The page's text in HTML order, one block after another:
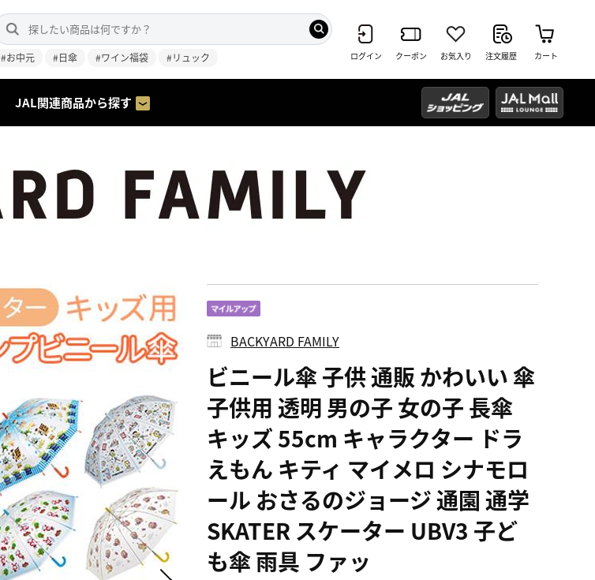
#お中元 #日傘 #ワイン福袋 #リュック ログイン クーポン お気入り 注文履歴 カート
JAL関連商品から探す
BACKYARD FAMILY
ビニール傘 子供 通販 かわいい 傘
子供用 透明 男の子 女の子 長傘
キッズ 55cm キャラクター ドラ
えもん キティ マイメロ シナモロ
ール おさるのジョージ 通園 通学
SKATER スケーター UBV3 子ど
も傘 雨具 ファッ